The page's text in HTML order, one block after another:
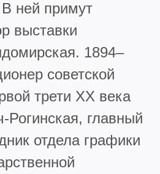
ней примут
выставки
1894–
советской
трети XX века
Рогинская, главный
отдела графики